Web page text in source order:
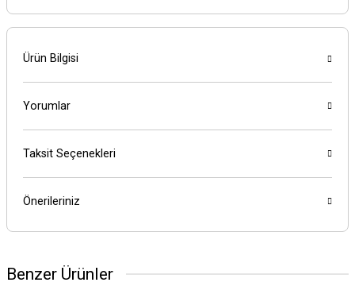
Ürün Bilgisi
Yorumlar
Taksit Seçenekleri
Önerileriniz
Benzer Ürünler